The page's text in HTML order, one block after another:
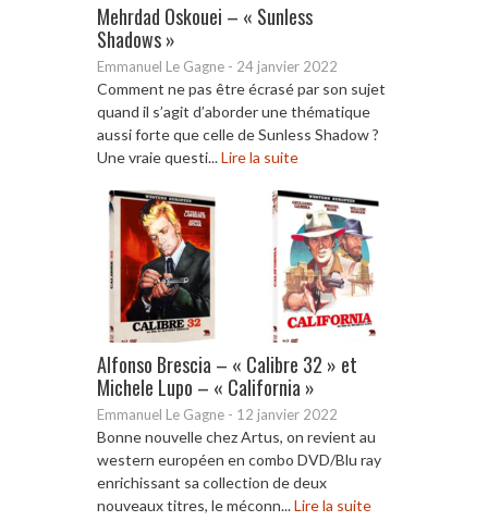
Mehrdad Oskouei – « Sunless
Shadows »
Emmanuel Le Gagne - 24 janvier 2022
Comment ne pas être écrasé par son sujet
quand il s’agit d’aborder une thématique
aussi forte que celle de Sunless Shadow ?
Une vraie questi...Lire la suite
Alfonso Brescia – « Calibre 32 » et
Michele Lupo – « California »
Emmanuel Le Gagne - 12 janvier 2022
Bonne nouvelle chez Artus, on revient au
western européen en combo DVD/Blu ray
enrichissant sa collection de deux
nouveaux titres, le méconn...Lire la suite